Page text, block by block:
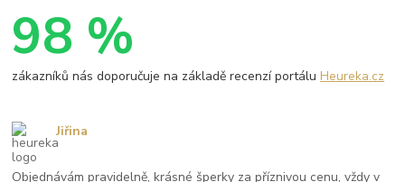
98 %
zákazníků nás doporučuje na základě recenzí portáluHeureka.cz
Objednávám pravidelně, krásné šperky za příznivou cenu, vždy v
Jiřina